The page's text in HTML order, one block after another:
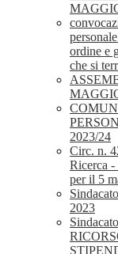
ordine e
che si
2023/24
Circ. n.
Ricerca -
per il 5
2023